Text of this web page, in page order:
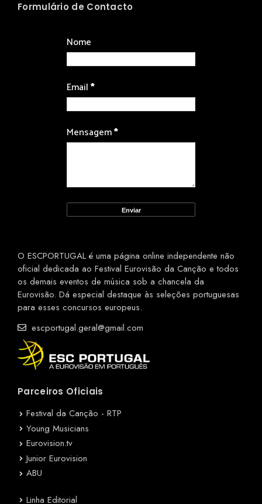
Formulário de Contacto
Nome
Email*
Mensagem*
O ESCPORTUGAL é uma página online independente não
oficial dedicada ao Festival Eurovisão da Canção e todos
os demais eventos de música sob a chancela da
Eurovisão. Dá especial destaque às seleções portuguesas
para esses concursos europeus.
escportugal.geral@gmail.com
Parceiros Oficiais
Festival da Canção - RTP
Young Musicians
Eurovision.tv
Junior Eurovision
ABU
Linha Editorial